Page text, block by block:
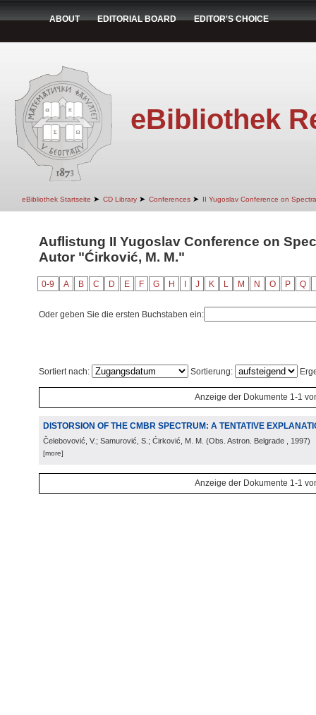
ABOUT EDITORIAL BOARD EDITOR'S CHOICE
eBibliothek
eBibliothek Startseite ➤ CD Library ➤ Conferences ➤ II Yugoslav Conference on
Auflistung II Yugoslav Conference on
Autor "Ćirković, M. M."
0-9 A B C D E F G H J K L M N O P Q
Oder geben Sie die ersten Buchstaben ein:
Sortiert nach: Sortierung:
Anzeige der Dokumente 1-1
DISTORSION OF THE CMBR SPECTRUM: A TENTATIVE
Čelebovović, V.; Samurović, S.; Ćirković, M. M. (Obs. Astron. Belgrade , 1997)
[more]
Anzeige der Dokumente 1-1